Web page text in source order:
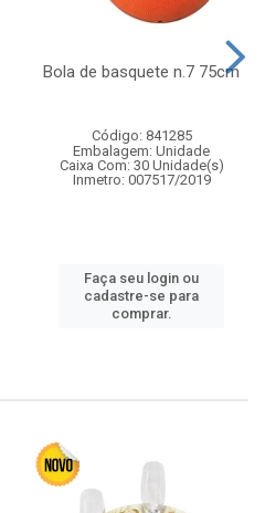
Bola de basquete n.7 75cm
Código: 841285
Embalagem: Unidade
Caixa Com: 30 Unidade(s)
Inmetro: 007517/2019
Faça seu login ou
cadastre-se para
comprar.